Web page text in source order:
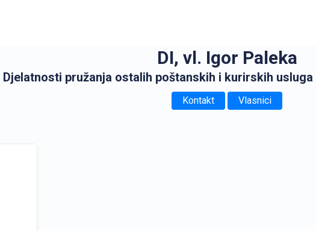
DI, vl. Igor Paleka
Djelatnosti pružanja ostalih poštanskih i kurirskih usluga
Kontakt Vlasnici